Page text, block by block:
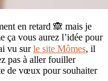
en retard 🙈 mais je
ça vous aurez l’idée pour
vu surle site Mômes, il
pas à aller fouiller
de vœux pour souhaiter